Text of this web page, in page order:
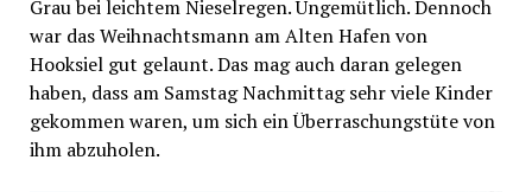
Grau bei leichtem Nieselregen. Ungemütlich. Dennoch
war das Weihnachtsmann am Alten Hafen von
Hooksiel gut gelaunt. Das mag auch daran gelegen
haben, dass am Samstag Nachmittag sehr viele Kinder
gekommen waren, um sich ein Überraschungstüte von
ihm abzuholen.